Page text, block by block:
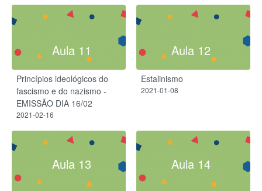
Aula 11
Princípios ideológicos do
fascismo e do nazismo -
EMISSÃO DIA 16/02
2021-02-16
Aula 12
Estalinismo
2021-01-08
Aula 13 Aula 14